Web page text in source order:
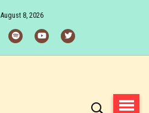
August 8, 2026